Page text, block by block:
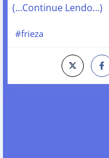
(…Continue Lendo…)
#frieza